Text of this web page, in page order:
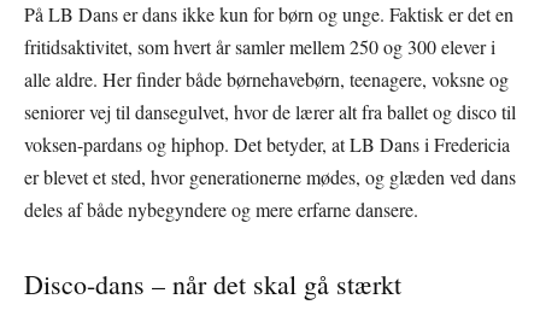
På LB Dans er dans ikke kun for børn og unge. Faktisk er det en
fritidsaktivitet, som hvert år samler mellem 250 og 300 elever i
alle aldre. Her finder både børnehavebørn, teenagere, voksne og
seniorer vej til dansegulvet, hvor de lærer alt fra ballet og disco til
voksen-pardans og hiphop. Det betyder, at LB Dans i Fredericia
er blevet et sted, hvor generationerne mødes, og glæden ved dans
deles af både nybegyndere og mere erfarne dansere.
Disco-dans – når det skal gå stærkt